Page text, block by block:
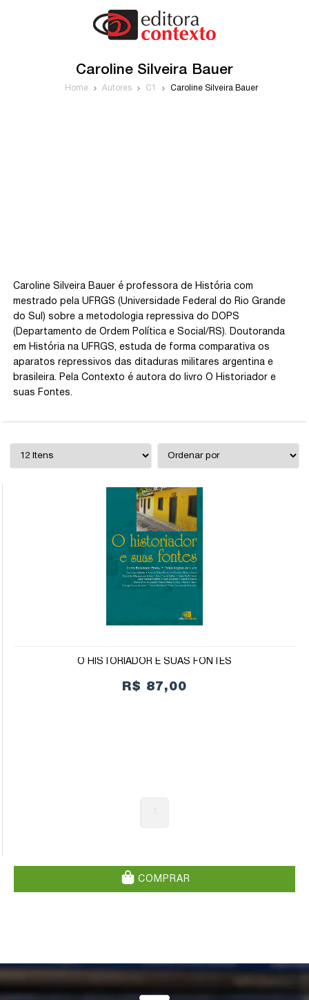
Caroline Silveira Bauer
Home Autores C1 Caroline Silveira Bauer
Caroline Silveira Bauer é professora de História com
mestrado pela UFRGS (Universidade Federal do Rio Grande
do Sul) sobre a metodologia repressiva do DOPS
(Departamento de Ordem Política e Social/RS). Doutoranda
em História na UFRGS, estuda de forma comparativa os
aparatos repressivos das ditaduras militares argentina e
brasileira. Pela Contexto é autora do livro O Historiador e
suas Fontes.
O HISTORIADOR E SUAS FONTES
R$ 87,00
COMPRAR